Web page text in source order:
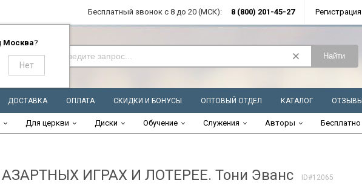
Москва?
Бесплатный звонок с 8 до 20 (МСК): 8 (800) 201-45-27 Регистрация
Найти
ДОСТАВКА ОПЛАТА СКИДКИ И БОНУСЫ ОПТОВЫЙ ОТДЕЛ КАТАЛОГ ОТЗЫВЫ
Для церкви Диски Обучение Служения Авторы Бесплатно
ИГРАХ И ЛОТЕРЕЕ. Тони Эванс ID#12065